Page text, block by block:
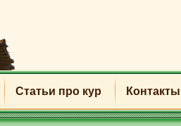
Статьи про кур Контакты